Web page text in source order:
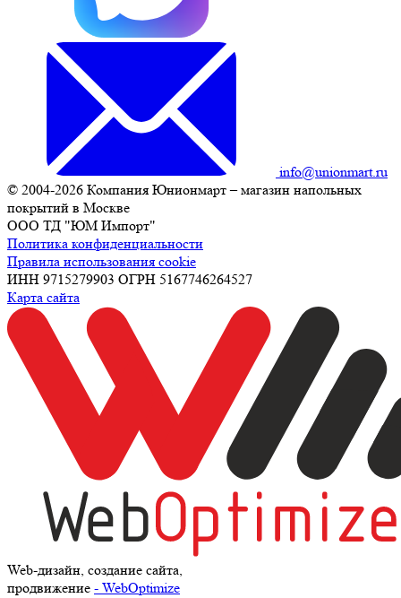
info@unionmart.ru
© 2004-2026 Компания Юнионмарт – магазин напольных
покрытий в Москве
ООО ТД "ЮМ Импорт"
Политика конфиденциальности
Правила использования cookie
ИНН 9715279903 ОГРН 5167746264527
Карта сайта
Web-дизайн, создание сайта,
продвижение - WebOptimize